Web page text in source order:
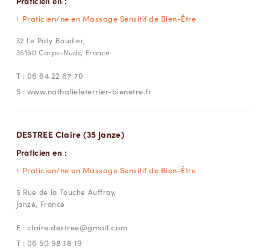
Praticien/ne en Massage Sensitif de Bien-Être
32 Le Paty Boudier,
35150 Corps-Nuds, France
T : 06 64 22 67 70
S : www.nathalieleterrier-bienetre.fr
DESTREE Claire (35 Janze)
Praticien en :
Praticien/ne en Massage Sensitif de Bien-Être
5 Rue de la Touche Auffray,
Janzé, France
E : claire.destree@gmail.com
T : 06 50 98 18 19